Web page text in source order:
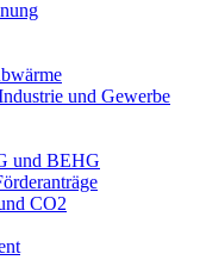
und Gewerbe
und BEHG
CO2